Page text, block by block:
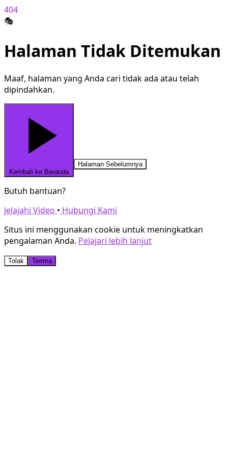
404
🎭
Halaman Tidak Ditemukan
Maaf, halaman yang Anda cari tidak ada atau telah
dipindahkan.
Kembali ke Beranda
Halaman Sebelumnya
Butuh bantuan?
Jelajahi Video • Hubungi Kami
Situs ini menggunakan cookie untuk meningkatkan
pengalaman Anda. Pelajari lebih lanjut
Tolak Terima